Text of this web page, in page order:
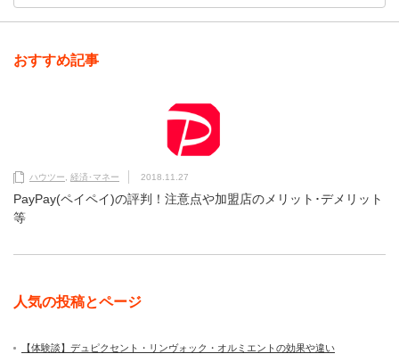
おすすめ記事
ハウツー 経済･マネー 2018.11.27
PayPay(ペイペイ)の評判！注意点や加盟店のメリット･デメリット
等
人気の投稿とページ
【体験談】デュピクセント・リンヴォック・オルミエントの効果や違い